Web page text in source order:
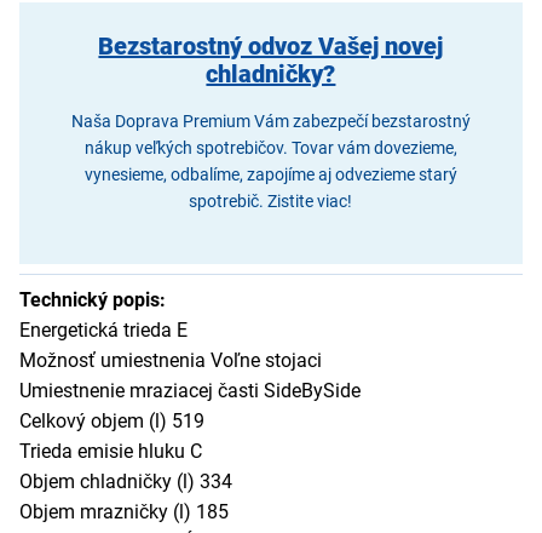
Bezstarostný odvoz Vašej novej
chladničky?
Naša Doprava Premium Vám zabezpečí bezstarostný
nákup veľkých spotrebičov. Tovar vám dovezieme,
vynesieme, odbalíme, zapojíme aj odvezieme starý
spotrebič. Zistite viac!
Technický popis:
Energetická trieda E
Možnosť umiestnenia Voľne stojaci
Umiestnenie mraziacej časti SideBySide
Celkový objem (l) 519
Trieda emisie hluku C
Objem chladničky (l) 334
Objem mrazničky (l) 185